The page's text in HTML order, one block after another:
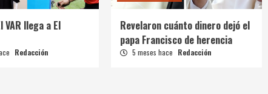
VAR llega a El
Redacción
Revelaron cuánto dinero dejó el
papa Francisco de herencia
5 meses hace Redacción